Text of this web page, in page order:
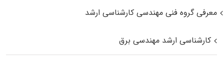
معرفی گروه فنی مهندسی کارشناسی ارشد
کارشناسی ارشد مهندسی برق